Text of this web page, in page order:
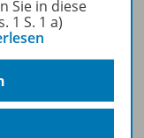
Sie in diese
1 S. 1 a)